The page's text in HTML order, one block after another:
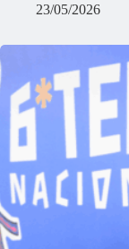
23/05/2026